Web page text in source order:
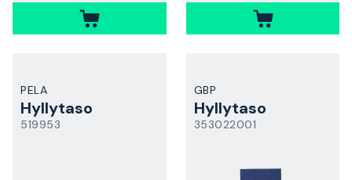
PELA
Hyllytaso
519953
GBP
Hyllytaso
353022001